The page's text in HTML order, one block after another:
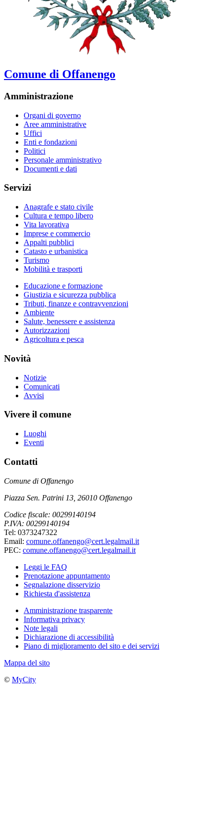
Comune di Offanengo
Amministrazione
Organi di governo
Aree amministrative
Uffici
Enti e fondazioni
Politici
Personale amministrativo
Documenti e dati
Servizi
Anagrafe e stato civile
Cultura e tempo libero
Vita lavorativa
Imprese e commercio
Appalti pubblici
Catasto e urbanistica
Turismo
Mobilità e trasporti
Educazione e formazione
Giustizia e sicurezza pubblica
Tributi, finanze e contravvenzioni
Ambiente
Salute, benessere e assistenza
Autorizzazioni
Agricoltura e pesca
Novità
Notizie
Comunicati
Avvisi
Vivere il comune
Luoghi
Eventi
Contatti
Comune di Offanengo
Piazza Sen. Patrini 13, 26010 Offanengo
Codice fiscale: 00299140194
P.IVA: 00299140194
Tel: 0373247322
Email: comune.offanengo@cert.legalmail.it
PEC: comune.offanengo@cert.legalmail.it
Leggi le FAQ
Prenotazione appuntamento
Segnalazione disservizio
Richiesta d'assistenza
Amministrazione trasparente
Informativa privacy
Note legali
Dichiarazione di accessibilità
Piano di miglioramento del sito e dei servizi
Mappa del sito
© MyCity